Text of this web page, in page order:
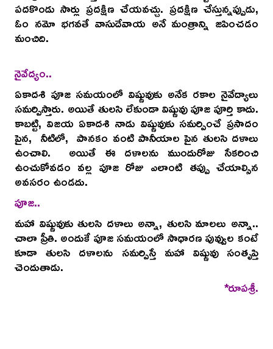
పదకొండు సార్లు ప్రదక్షిణ చేయవచ్చు. ప్రదక్షిణ చేస్తున్నప్పుడు,
ఓం నమో భగవతే వాసుదేవాయ అనే మంత్రాన్ని జపించడం
మంచిది.
నైవేద్యం..
ఏకాదశి పూజ సమయంలో విష్ణువుకు అనేక రకాల నైవేద్యాలు
సమర్పిస్తారు. అయితే తులసి లేకుండా విష్ణువు పూజ పూర్తి కాదు.
కాబట్టి, విజయ ఏకాదశి నాడు విష్ణువుకు సమర్పించే ప్రసాదం
పైన, నీటిలో, పానకం వంటి పానీయాల పైన తులసి దళాలు
ఉంచాలి. అయితే ఈ దళాలను ముందురోజు సేకరించి
ఉంచుకోవడం వల్ల పూజ రోజు ఎలాంటి తప్పు చేయాల్సిన
అవసరం ఉండదు.
పూజ..
మహా విష్ణువుకు తులసి దళాలు అన్నా, తులసి మాలలు అన్నా..
చాలా ప్రీతి. అందుకే పూజ సమయంలో సాధారణ పువ్వుల కంటే
కూడా తులసి దళాలను సమర్పిస్తే మహా విష్ణువు సంతృప్తి
చెందుతాడు.
*రూపశ్రీ.